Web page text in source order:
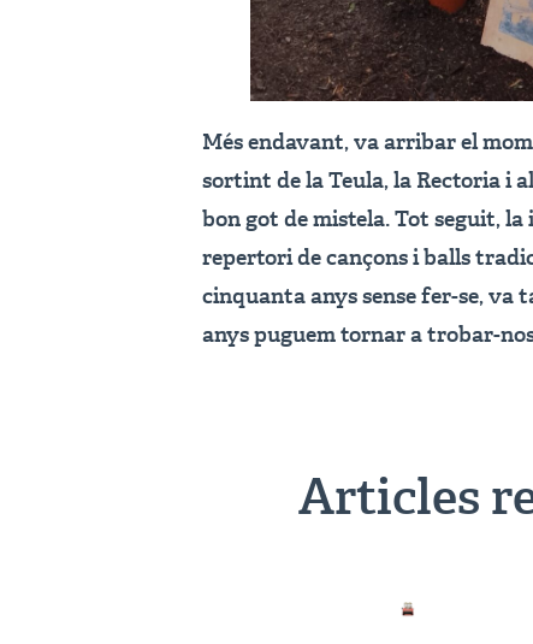
Més endavant, va arribar el
sortint de la Teula, la Rectoria i
bon got de mistela. Tot seguit,
repertori de cançons i balls
cinquanta anys sense fer-se, va
anys puguem tornar a trobar-
Articles